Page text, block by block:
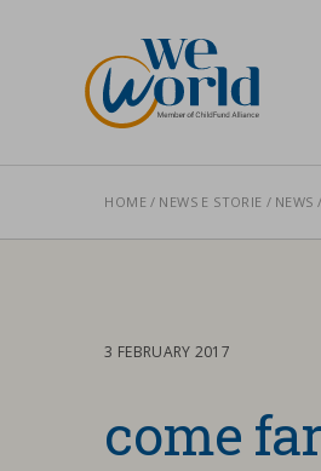
WeWorld Onlus
HOME NEWS E STORIE NEWS
3 FEBRUARY 2017
come